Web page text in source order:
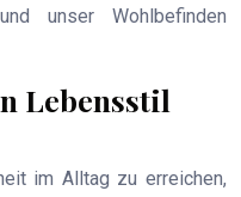
unser Wohlbefinden
Lebensstil
im Alltag zu erreichen,